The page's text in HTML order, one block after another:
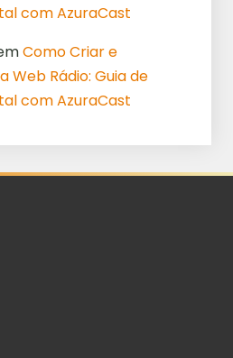
com AzuraCast
Como Criar e
Web Rádio: Guia de
com AzuraCast